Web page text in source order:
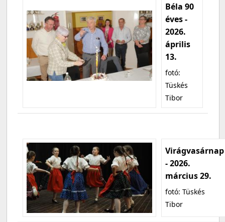
Béla 90
éves -
2026.
április
13.
fotó:
Tüskés
Tibor
Virágvasárnap
- 2026.
március 29.
fotó: Tüskés
Tibor